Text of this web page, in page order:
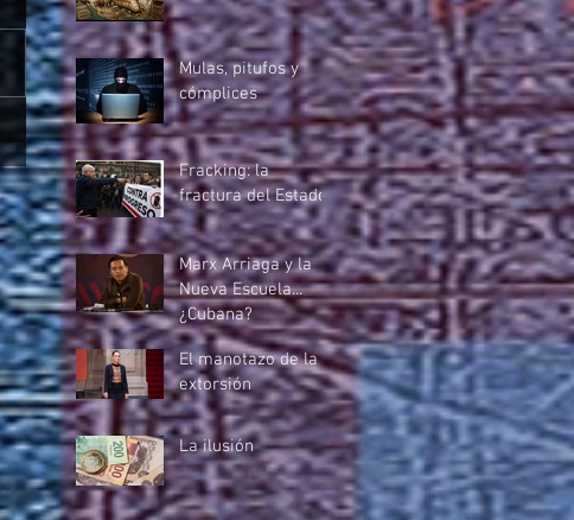
Mulas, pitufos y
cómplices
Fracking: la
fractura del Estado
Marx Arriaga y la
Nueva Escuela...
¿Cubana?
El manotazo de la
extorsión
La ilusión